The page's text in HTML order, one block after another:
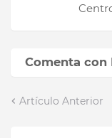
Comenta con
Artículo Anterior